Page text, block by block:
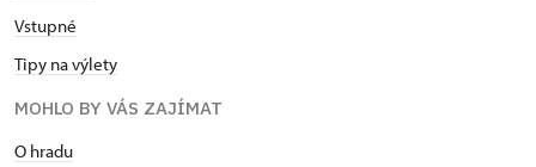
Vstupné
Tipy na výlety
MOHLO BY VÁS ZAJÍMAT
O hradu